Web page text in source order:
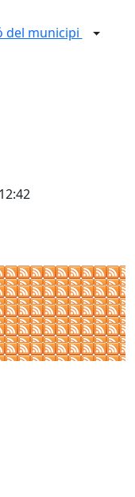
del municipi